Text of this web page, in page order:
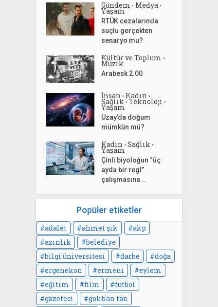
Gündem • Medya •
Yaşam
RTÜK cezalarında
suçlu gerçekten
senaryo mu?
Kültür ve Toplum •
Müzik
Arabesk 2.00
İnsan • Kadın •
Sağlık • Teknoloji •
Yaşam
Uzay’da doğum
mümkün mü?
Kadın • Sağlık •
Yaşam
Çinli biyoloğun “üç
ayda bir regl”
çalışmasına...
Popüler etiketler
adalet ahmet şık
akp
azınlık
belediye
bilgi üniversitesi
darbe
doğa
ergenekon
ermeni
eylem
eğitim
film
futbol
gazeteci
gökhan tan